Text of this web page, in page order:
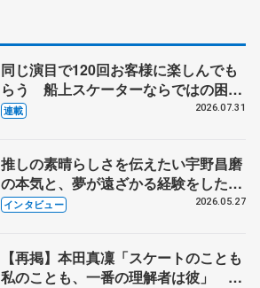
同じ演目で120回お客様に楽しんでも
らう 船上スケーターならではの困難
とは 影響あったPIW前キャプテン松
連載 2026.07.31
推しの素晴らしさを伝えたい宇野昌磨
の本気と、夢が遠ざかる経験をした本
田真凜の覚悟
インタビュー 2026.05.27
【再掲】本田真凜「スケートのことも
私のことも、一番の理解者は彼」 引